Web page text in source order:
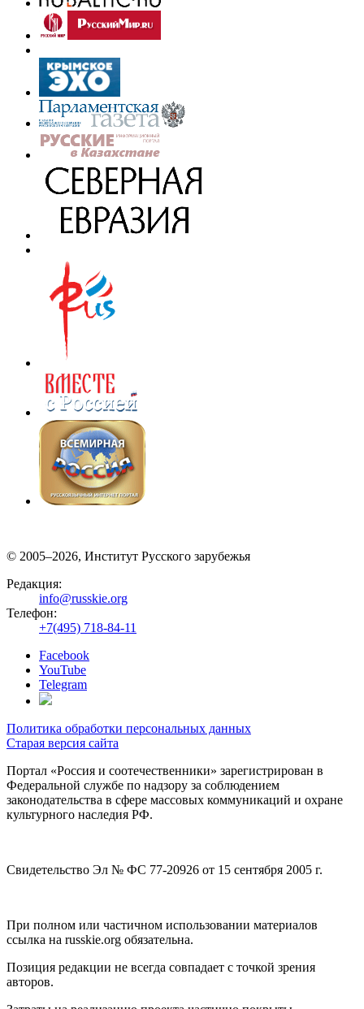
© 2005–2026, Институт Русского зарубежья
Редакция:
info@russkie.org
Телефон:
+7(495) 718-84-11
Facebook
YouTube
Telegram
Политика обработки персональных данных
Старая версия сайта
Портал «Россия и соотечественники» зарегистрирован в
Федеральной службе по надзору за соблюдением
законодательства в сфере массовых коммуникаций и охране
культурного наследия РФ.
Свидетельство Эл № ФС 77-20926 от 15 сентября 2005 г.
При полном или частичном использовании материалов
ссылка на russkie.org обязательна.
Позиция редакции не всегда совпадает с точкой зрения
авторов.